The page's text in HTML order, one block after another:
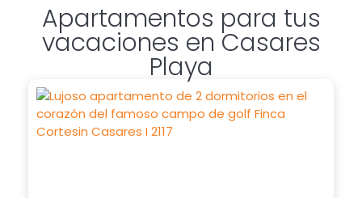
Apartamentos para tus
vacaciones en Casares
Playa